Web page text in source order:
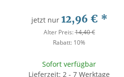
jetzt nur 12,96 € *
Alter Preis:14,40 €
Rabatt: 10%
Sofort verfügbar
Lieferzeit: 2 - 7 Werktage